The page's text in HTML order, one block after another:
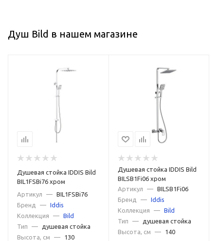
Душ Bild в нашем магазине
Душевая стойка IDDIS Bild
BIL1FSBi76 хром
Артикул
— BIL1FSBi76
Бренд
— Iddis
Коллекция
— Bild
Тип
—
душевая стойка
Высота, см
— 130
Душевая стойка IDDIS Bild
BILSB1Fi06 хром
Артикул
—
BILSB1Fi06
Бренд
—
Iddis
Коллекция
—
Bild
Тип
—
душевая стойка
Высота, см
— 140